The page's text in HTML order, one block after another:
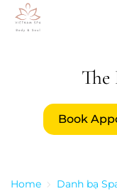
The
Book
Home Danh bạ